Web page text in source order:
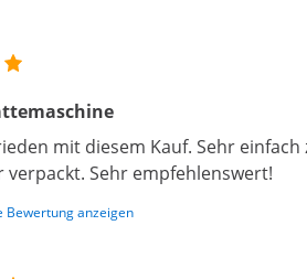
mit diesem Kauf. Sehr
verpackt. Sehr empfehlenswert!
Bewertung anzeigen